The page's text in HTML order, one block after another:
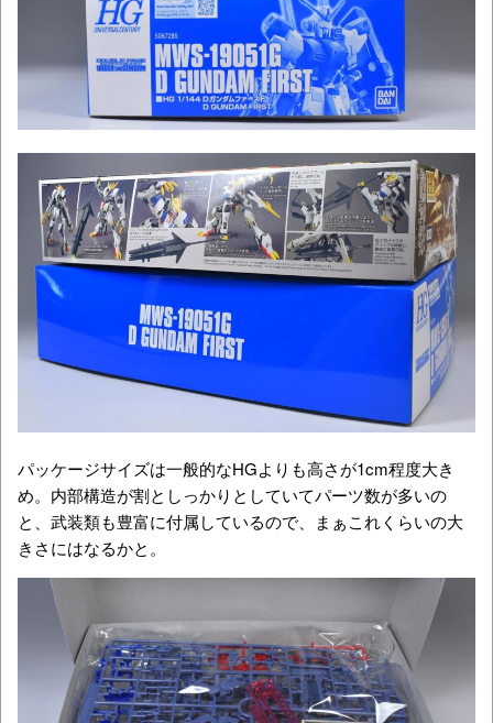
パッケージサイズは一般的なHGよりも高さが1cm程度大き
め。内部構造が割としっかりとしていてパーツ数が多いの
と、武装類も豊富に付属しているので、まぁこれくらいの大
きさにはなるかと。